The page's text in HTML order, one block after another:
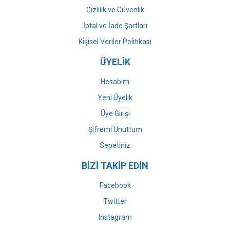
Gizlilik ve Güvenlik
İptal ve İade Şartları
Kişisel Veriler Politikası
ÜYELİK
Hesabım
Yeni Üyelik
Üye Girişi
Şifremi Unuttum
Sepetiniz
BİZİ TAKİP EDİN
Facebook
Twitter
Instagram